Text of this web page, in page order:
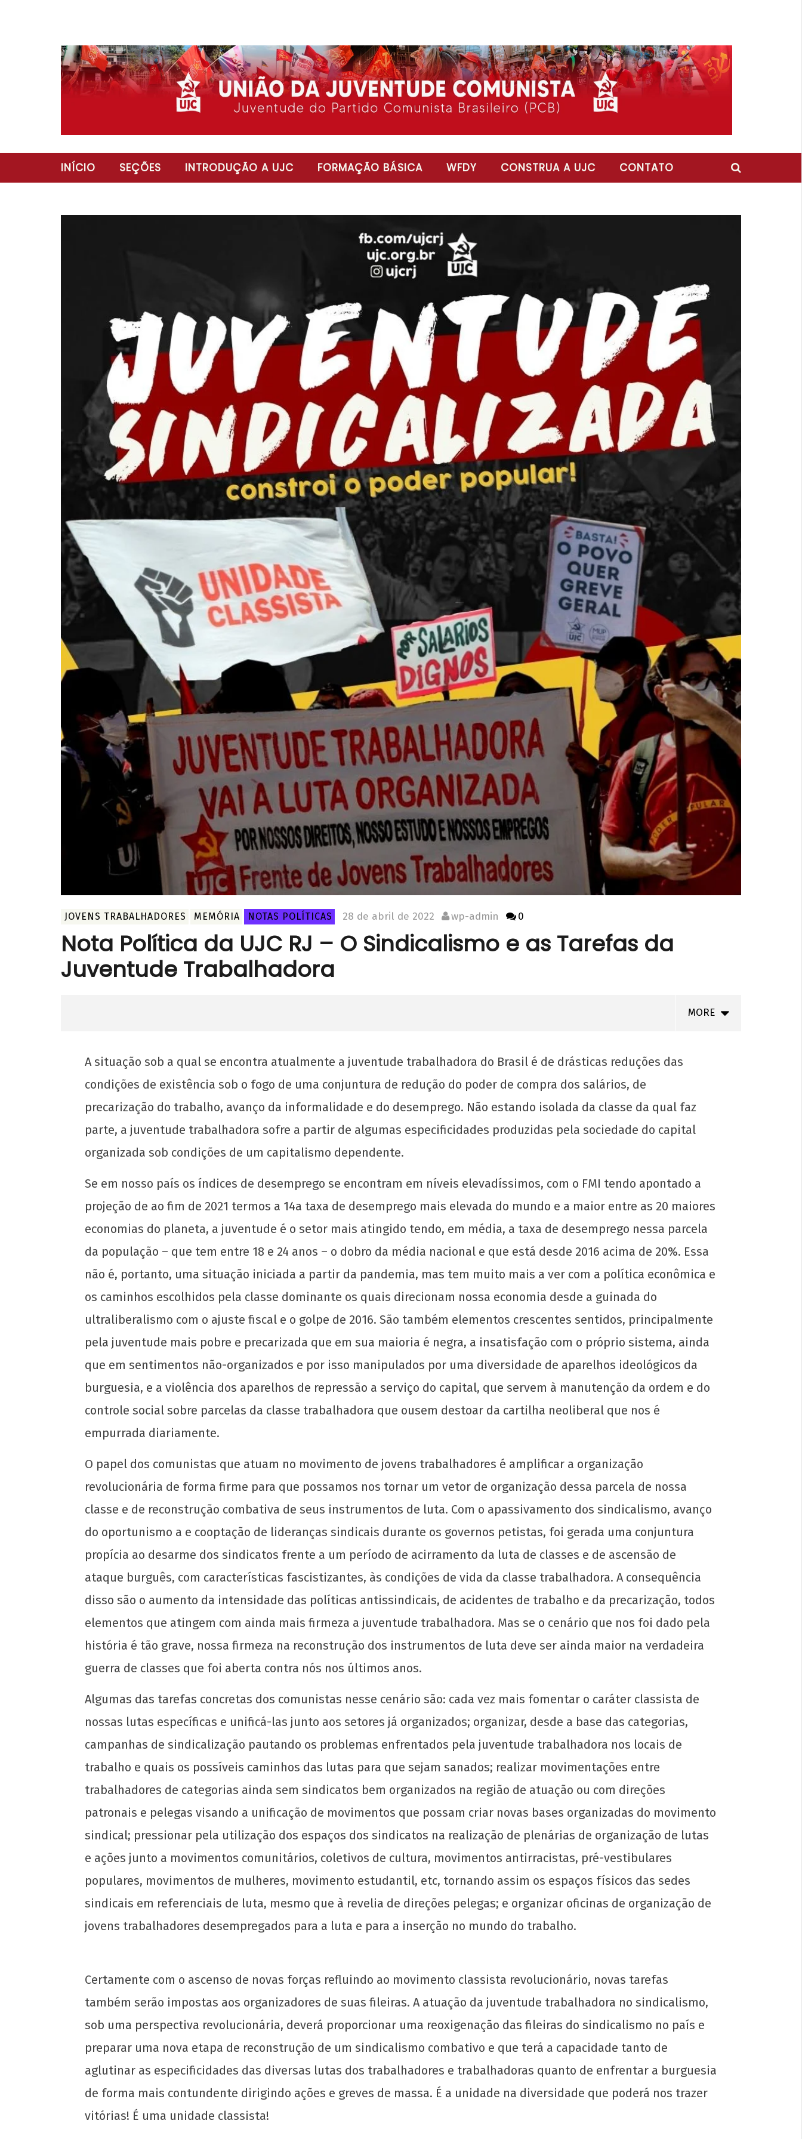
INÍCIO SEÇÕES INTRODUÇÃO A UJC FORMAÇÃO BÁSICA WFDY CONSTRUA A UJC CONTATO
JOVENS TRABALHADORES MEMÓRIA NOTAS POLÍTICAS 28 de abril de 2022 wp-admin 0
Nota Política da UJC RJ – O Sindicalismo e as Tarefas da
Juventude Trabalhadora
MORE
NOW VIEWING
Nota Política da UJC RJ – O Sindicalismo e
as Tarefas da Juventude Trabalhadora
28
de
abril
2022
admin
UJC, 99 anos!
28
abril
de
2022
wp-
Solidariedade ao movimento estudantil do
Acre
de
abril
2022
admin
Soberania alimentar é permanência: o
PASES e os Restaurantes Universitários
de
de
2022
wp-
admin
Os jovens comunistas e as eleições
abril
2022
admin
Manifesto por uma Universidade Popular
de
de
2022
wp-
admin
A situação sob a qual se encontra atualmente a juventude trabalhadora do Brasil é de drásticas reduções das
condições de existência sob o fogo de uma conjuntura de redução do poder de compra dos salários, de
precarização do trabalho, avanço da informalidade e do desemprego. Não estando isolada da classe da qual faz
parte, a juventude trabalhadora sofre a partir de algumas especificidades produzidas pela sociedade do capital
organizada sob condições de um capitalismo dependente.
Se em nosso país os índices de desemprego se encontram em níveis elevadíssimos, com o FMI tendo apontado a
projeção de ao fim de 2021 termos a 14a taxa de desemprego mais elevada do mundo e a maior entre as 20 maiores
economias do planeta, a juventude é o setor mais atingido tendo, em média, a taxa de desemprego nessa parcela
da população – que tem entre 18 e 24 anos – o dobro da média nacional e que está desde 2016 acima de 20%. Essa
não é, portanto, uma situação iniciada a partir da pandemia, mas tem muito mais a ver com a política econômica e
os caminhos escolhidos pela classe dominante os quais direcionam nossa economia desde a guinada do
ultraliberalismo com o ajuste fiscal e o golpe de 2016. São também elementos crescentes sentidos, principalmente
pela juventude mais pobre e precarizada que em sua maioria é negra, a insatisfação com o próprio sistema, ainda
que em sentimentos não-organizados e por isso manipulados por uma diversidade de aparelhos ideológicos da
burguesia, e a violência dos aparelhos de repressão a serviço do capital, que servem à manutenção da ordem e do
controle social sobre parcelas da classe trabalhadora que ousem destoar da cartilha neoliberal que nos é
empurrada diariamente.
O papel dos comunistas que atuam no movimento de jovens trabalhadores é amplificar a organização
revolucionária de forma firme para que possamos nos tornar um vetor de organização dessa parcela de nossa
classe e de reconstrução combativa de seus instrumentos de luta. Com o apassivamento dos sindicalismo, avanço
do oportunismo a e cooptação de lideranças sindicais durante os governos petistas, foi gerada uma conjuntura
propícia ao desarme dos sindicatos frente a um período de acirramento da luta de classes e de ascensão de
ataque burguês, com características fascistizantes, às condições de vida da classe trabalhadora. A consequência
disso são o aumento da intensidade das políticas antissindicais, de acidentes de trabalho e da precarização, todos
elementos que atingem com ainda mais firmeza a juventude trabalhadora. Mas se o cenário que nos foi dado pela
história é tão grave, nossa firmeza na reconstrução dos instrumentos de luta deve ser ainda maior na verdadeira
guerra de classes que foi aberta contra nós nos últimos anos.
Algumas das tarefas concretas dos comunistas nesse cenário são: cada vez mais fomentar o caráter classista de
nossas lutas específicas e unificá-las junto aos setores já organizados; organizar, desde a base das categorias,
campanhas de sindicalização pautando os problemas enfrentados pela juventude trabalhadora nos locais de
trabalho e quais os possíveis caminhos das lutas para que sejam sanados; realizar movimentações entre
trabalhadores de categorias ainda sem sindicatos bem organizados na região de atuação ou com direções
patronais e pelegas visando a unificação de movimentos que possam criar novas bases organizadas do movimento
sindical; pressionar pela utilização dos espaços dos sindicatos na realização de plenárias de organização de lutas
e ações junto a movimentos comunitários, coletivos de cultura, movimentos antirracistas, pré-vestibulares
populares, movimentos de mulheres, movimento estudantil, etc, tornando assim os espaços físicos das sedes
sindicais em referenciais de luta, mesmo que à revelia de direções pelegas; e organizar oficinas de organização de
jovens trabalhadores desempregados para a luta e para a inserção no mundo do trabalho.
Certamente com o ascenso de novas forças refluindo ao movimento classista revolucionário, novas tarefas
também serão impostas aos organizadores de suas fileiras. A atuação da juventude trabalhadora no sindicalismo,
sob uma perspectiva revolucionária, deverá proporcionar uma reoxigenação das fileiras do sindicalismo no país e
preparar uma nova etapa de reconstrução de um sindicalismo combativo e que terá a capacidade tanto de
aglutinar as especificidades das diversas lutas dos trabalhadores e trabalhadoras quanto de enfrentar a burguesia
de forma mais contundente dirigindo ações e greves de massa. É a unidade na diversidade que poderá nos trazer
vitórias! É uma unidade classista!